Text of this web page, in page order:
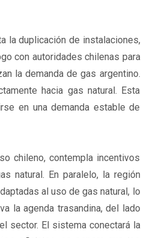
la duplicación de instalaciones,
con autoridades chilenas para
la demanda de gas argentino.
hacia gas natural. Esta
en una demanda estable de
chileno, contempla incentivos
natural. En paralelo, la región
al uso de gas natural, lo
la agenda trasandina, del lado
sector. El sistema conectará la